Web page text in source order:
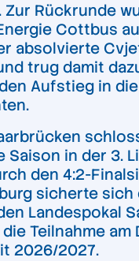
Zur Rückrunde
Cottbus
absolvierte
trug damit
Aufstieg in
Saison in der 3.
den 4:2-
sicherte sich
Landespokal
Teilnahme am
2026/2027.